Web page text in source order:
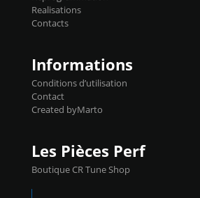
450€ TTC Un gain d'environ 10cv et 15nm
Realisations
Contacts
Informations
Conditions d’utilisation
Contact
Created byMarto
Les Pièces Perf
Boutique CR Tune Shop